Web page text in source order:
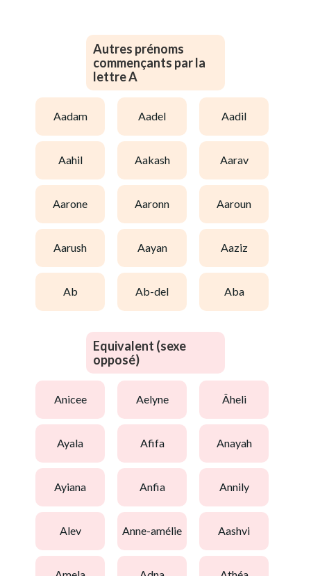
Autres prénoms
commençants par la
lettre A
aadam aadel aadil
aahil aakash aarav
aarone aaronn aaroun
aarush aayan aaziz
ab ab-del aba
Equivalent (sexe
opposé)
anicee aelyne âheli
ayala afifa anayah
ayiana anfia annily
alev anne-amélie aashvi